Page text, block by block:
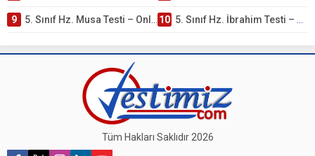
9 5. Sınıf Hz. Musa Testi – Online Çöz 10 5. Sınıf Hz. İbrahim Testi – Online Çöz
Tüm Hakları Saklıdır 2026